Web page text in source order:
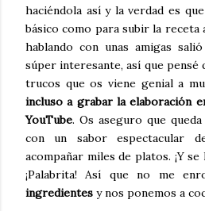
haciéndola así y la verdad es
básico como para subir la
hablando con unas amigas
súper interesante, así que pensé
trucos que os viene genial a
incluso a grabar la elaboración
YouTube. Os aseguro que
con un sabor espectacular
acompañar miles de platos. ¡Y
¡Palabrita! Así que no me
ingredientes y nos ponemos a